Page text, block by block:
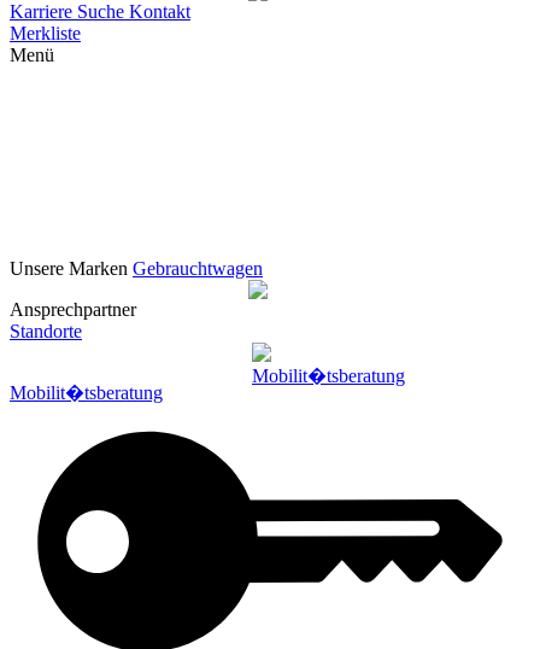
Karriere Suche Kontakt
Merkliste
Menü
Unsere Marken Gebrauchtwagen
Ansprechpartner
Standorte
Mobilit�tsberatung